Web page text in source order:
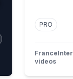
PRO
FranceInter
videos